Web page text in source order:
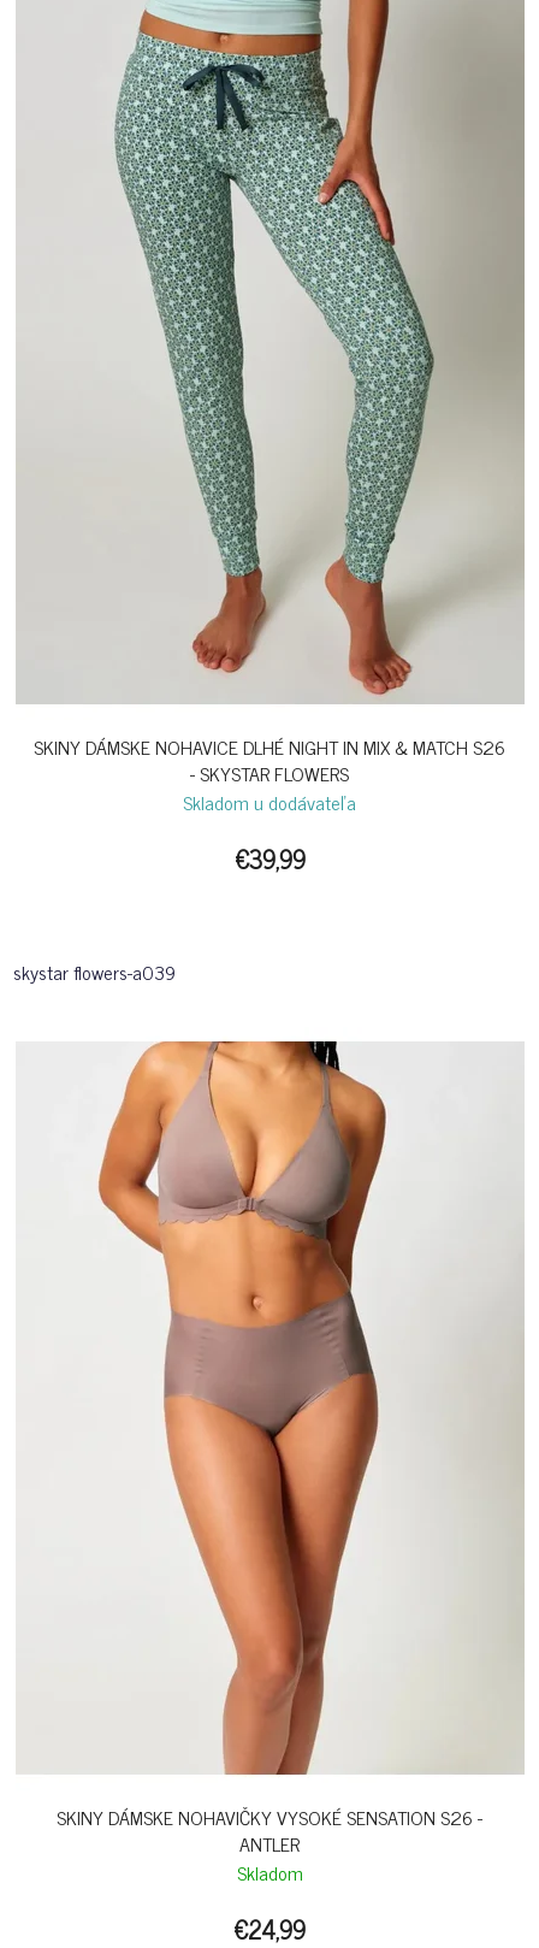
SKINY DÁMSKE NOHAVICE DLHÉ NIGHT IN MIX & MATCH S26
- SKYSTAR FLOWERS
Skladom u dodávateľa
€39,99
skystar flowers-a039
SKINY DÁMSKE NOHAVIČKY VYSOKÉ SENSATION S26 -
ANTLER
Skladom
€24,99